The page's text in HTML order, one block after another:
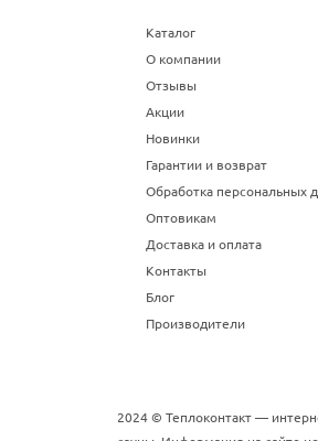
Каталог
О компании
Отзывы
Акции
Новинки
Гарантии и возврат
Обработка персональных
Оптовикам
Доставка и оплата
Контакты
Блог
Производители
2024 © Теплоконтакт —